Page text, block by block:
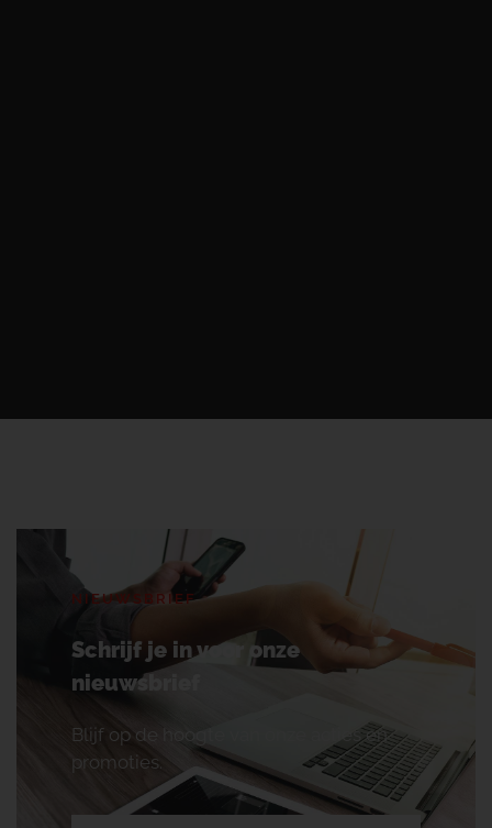
NIEUWSBRIEF
Schrijf je in voor onze
nieuwsbrief
Blijf op de hoogte van onze acties en
promoties.